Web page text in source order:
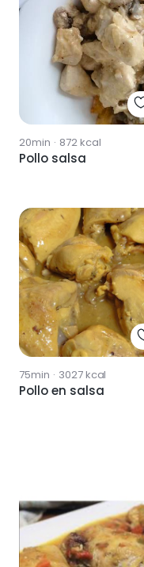
20min · 872kcal
Pollo salsa
75min · 3027kcal
Pollo en salsa